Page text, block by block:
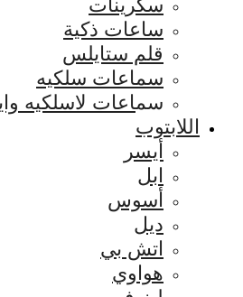
سكرينات
ساعات ذكية
قلم ستايلس
سماعات سلكيه
سماعات لاسلكيه
اللابتوب
أيسر
ابل
أسوس
ديل
اتش بي
هواوي